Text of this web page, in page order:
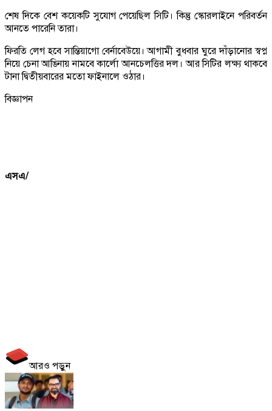
শেষ দিকে বেশ কয়েকটি সুযোগ পেয়েছিল সিটি। কিন্তু স্কোরলাইনে পরিবর্তন
আনতে পারেনি তারা।
ফিরতি লেগ হবে সান্তিয়াগো বের্নাবেউয়ে। আগামী বুধবার ঘুরে দাঁড়ানোর স্বপ্ন
নিয়ে চেনা আঙিনায় নামবে কার্লো আনচেলত্তির দল। আর সিটির লক্ষ্য থাকবে
টানা দ্বিতীয়বারের মতো ফাইনালে ওঠার।
বিজ্ঞাপন
এসএ/
আরও পড়ুন